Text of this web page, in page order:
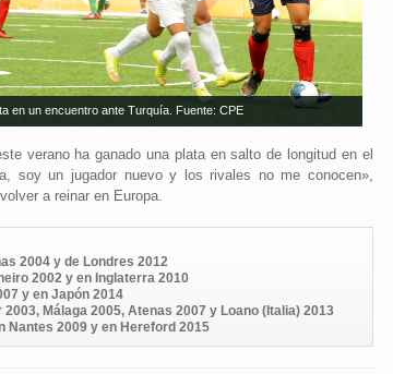
en un encuentro ante Turquía. Fuente: CPE
verano ha ganado una plata en salto de longitud en el
soy un jugador nuevo y los rivales no me conocen»,
a reinar en Europa.
2004 y de Londres 2012
2002 y en Inglaterra 2010
y en Japón 2014
Málaga 2005, Atenas 2007 y Loano (Italia) 2013
Nantes 2009 y en Hereford 2015